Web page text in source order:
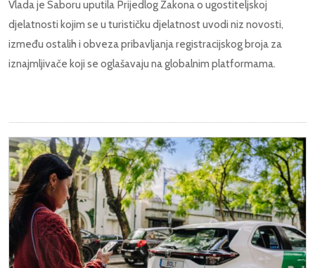
Vlada je Saboru uputila Prijedlog Zakona o ugostiteljskoj
djelatnosti kojim se u turističku djelatnost uvodi niz novosti,
između ostalih i obveza pribavljanja registracijskog broja za
iznajmljivače koji se oglašavaju na globalnim platformama.